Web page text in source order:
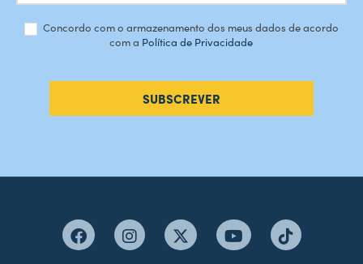
Concordo com o armazenamento dos meus dados de acordo
com a Política de Privacidade
SUBSCREVER